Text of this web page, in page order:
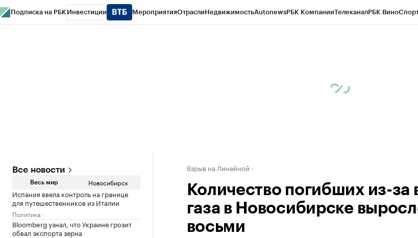
Подписка на РБК Инвестиции МероприятияОтраслиНедвижимостьAutonewsРБК КомпанииТелеканалРБК Вино
Все новости
Весь мир Новосибирск
Испания ввела контроль на границе
для путешественников из Италии
Политика
Bloomberg узнал, что Украине грозит
обвал экспорта зерна
Взрыв на Линейной
Количество погибших из-за
газа в Новосибирске
восьми